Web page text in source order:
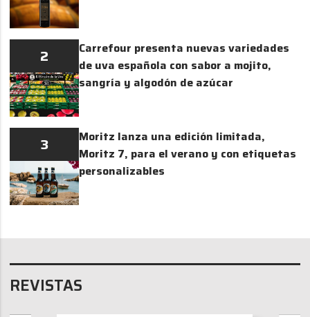
2
Carrefour presenta nuevas variedades
de uva española con sabor a mojito,
sangría y algodón de azúcar
3
Moritz lanza una edición limitada,
Moritz 7, para el verano y con etiquetas
personalizables
REVISTAS